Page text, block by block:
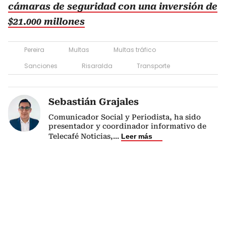
cámaras de seguridad con una inversión de
$21.000 millones
Pereira Multas
Multas tráfico
Sanciones
Risaralda Transporte
Sebastián Grajales
Comunicador Social y Periodista, ha sido
presentador y coordinador informativo de
Telecafé Noticias,... Leer más